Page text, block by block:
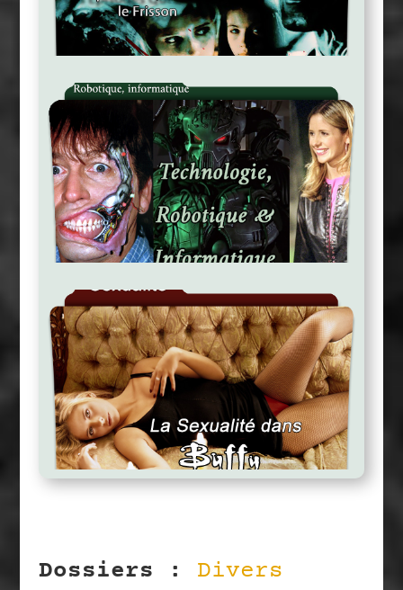
Ces Episodes Qui Donnent Le
Frisson !
Technologie, Robotique et
Informatique
La Sexualité Dans Buffy